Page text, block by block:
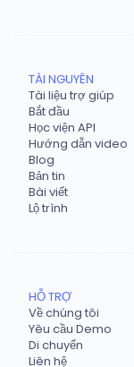
TÀI NGUYÊN
Tài liệu trợ giúp
Bắt đầu
Học viện API
Hướng dẫn video
Blog
Bản tin
Bài viết
Lộ trình
HỖ TRỢ
Về chúng tôi
Yêu cầu Demo
Di chuyển
Liên hệ